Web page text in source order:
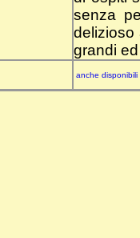
senza
delizioso
grandi
anche disponibili